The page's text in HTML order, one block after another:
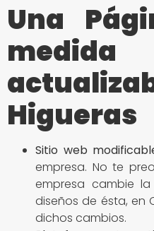
Una
Higueras
Sitio web
empresa. No te
empresa cambie
diseños de ésta, en
dichos cambios.